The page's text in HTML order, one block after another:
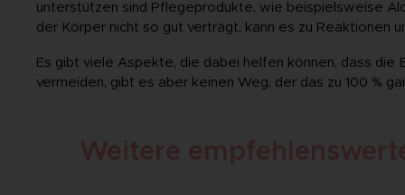
unterstützen sind Pflegeprodukte, wie beispielsweise
der Körper nicht so gut verträgt, kann es zu Reaktionen
Es gibt viele Aspekte, die dabei helfen können, dass die
vermeiden, gibt es aber keinen Weg, der das zu 100 %